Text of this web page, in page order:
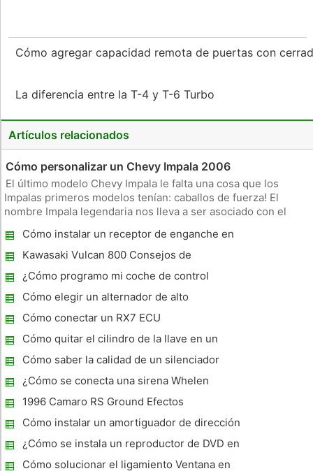
Cómo agregar capacidad remota de puertas con
La diferencia entre la T-4 y T-6 Turbo
Artículos relacionados
Cómo personalizar un Chevy Impala 2006
El último modelo Chevy Impala le falta una cosa que los
Impalas primeros modelos tenían: caballos de fuerza! El
nombre Impala legendaria nos lleva a ser asociado con el
anteriores tenían. Con los motores automatizados de hoy,
puede ser caro, pero
Cómo instalar un receptor de enganche en
un Ford Explorer
Kawasaki Vulcan 800 Consejos de
rendimiento
¿Cómo programo mi coche de control
remoto?
Cómo elegir un alternador de alto
rendimiento
Cómo conectar un RX7 ECU
Cómo quitar el cilindro de la llave en un
Ford
Cómo saber la calidad de un silenciador
¿Cómo se conecta una sirena Whelen
295SL100?
1996 Camaro RS Ground Efectos
Cómo instalar un amortiguador de dirección
¿Cómo se instala un reproductor de DVD en
un 2004 Ford F150?
Cómo solucionar el ligamiento Ventana en